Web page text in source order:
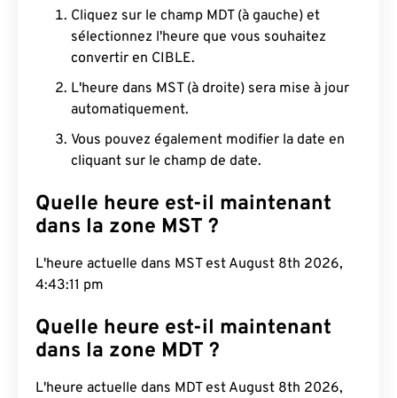
Cliquez sur le champ MDT (à gauche) et
sélectionnez l'heure que vous souhaitez
convertir en CIBLE.
L'heure dans MST (à droite) sera mise à jour
automatiquement.
Vous pouvez également modifier la date en
cliquant sur le champ de date.
Quelle heure est-il maintenant
dans la zone MST ?
L'heure actuelle dans MST est August 8th 2026,
4:43:12 pm
Quelle heure est-il maintenant
dans la zone MDT ?
L'heure actuelle dans MDT est August 8th 2026,